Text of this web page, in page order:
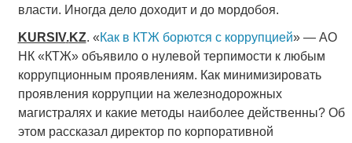
власти. Иногда дело доходит и до мордобоя.
KURSIV.KZ. «Как в КТЖ борются с коррупцией» — АО
НК «КТЖ» объявило о нулевой терпимости к любым
коррупционным проявлениям. Как минимизировать
проявления коррупции на железнодорожных
магистралях и какие методы наиболее действенны? Об
этом рассказал директор по корпоративной